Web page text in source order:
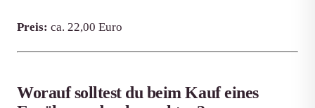
Preis: ca. 22,00 Euro
Worauf solltest du beim Kauf eines